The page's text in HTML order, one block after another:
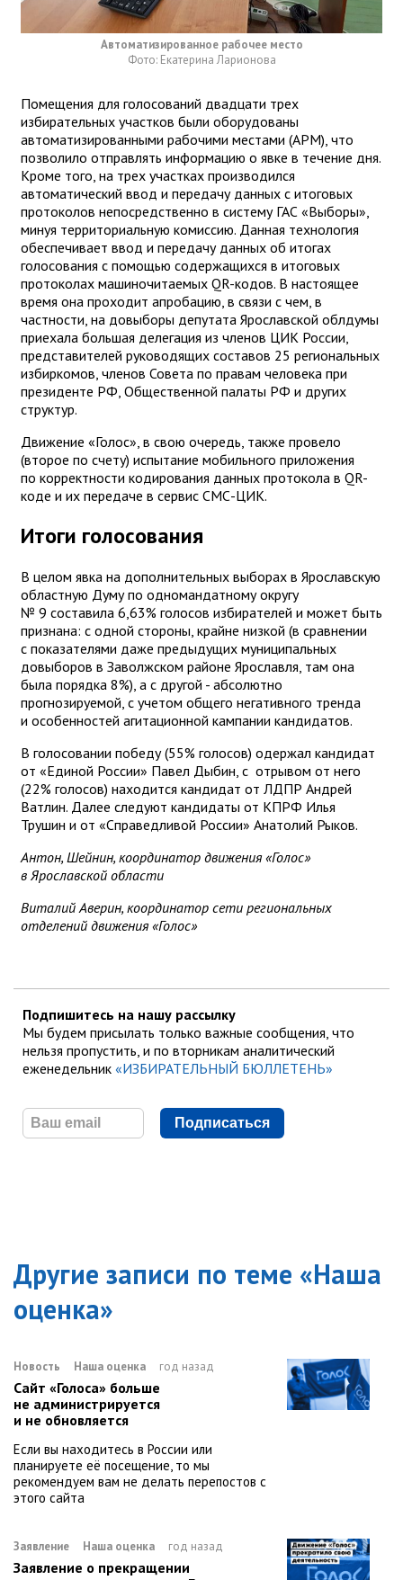
Автоматизированное рабочее место
Фото: Екатерина Ларионова
Помещения для голосований двадцати трех
избирательных участков были оборудованы
автоматизированными рабочими местами (АРМ), что
позволило отправлять информацию о явке в течение дня.
Кроме того, на трех участках производился
автоматический ввод и передачу данных с итоговых
протоколов непосредственно в систему ГАС «Выборы»,
минуя территориальную комиссию. Данная технология
обеспечивает ввод и передачу данных об итогах
голосования с помощью содержащихся в итоговых
протоколах машиночитаемых QR-кодов. В настоящее
время она проходит апробацию, в связи с чем, в
частности, на довыборы депутата Ярославской облдумы
приехала большая делегация из членов ЦИК России,
представителей руководящих составов 25 региональных
избиркомов, членов Совета по правам человека при
президенте РФ, Общественной палаты РФ и других
структур.
Движение «Голос», в свою очередь, также провело
(второе по счету) испытание мобильного приложения
по корректности кодирования данных протокола в QR-
коде и их передаче в сервис СМС-ЦИК.
Итоги голосования
В целом явка на дополнительных выборах в Ярославскую
областную Думу по одномандатному округу
№ 9 составила 6,63% голосов избирателей и может быть
признана: с одной стороны, крайне низкой (в сравнении
с показателями даже предыдущих муниципальных
довыборов в Заволжском районе Ярославля, там она
была порядка 8%), а с другой - абсолютно
прогнозируемой, с учетом общего негативного тренда
и особенностей агитационной кампании кандидатов.
В голосовании победу (55% голосов) одержал кандидат
от «Единой России» Павел Дыбин, с отрывом от него
(22% голосов) находится кандидат от ЛДПР Андрей
Ватлин. Далее следуют кандидаты от КПРФ Илья
Трушин и от «Справедливой России» Анатолий Рыков.
Антон, Шейнин, координатор движения «Голос»
в Ярославской области
Виталий Аверин, координатор сети региональных
отделений движения «Голос»
Подпишитесь на нашу рассылку
Мы будем присылать только важные сообщения, что
нельзя пропустить, и по вторникам аналитический
еженедельник «ИЗБИРАТЕЛЬНЫЙ БЮЛЛЕТЕНЬ»
Подписаться
Другие записи по теме «Наша
оценка»
Новость Наша оценка год назад
Сайт «Голоса» больше
не администрируется
и не обновляется
Если вы находитесь в России или
планируете её посещение, то мы
рекомендуем вам не делать перепостов с
этого сайта
Заявление Наша оценка год назад
Заявление о прекращении